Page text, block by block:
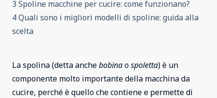
3 Spoline macchine per cucire: come funzionano?
4 Quali sono i migliori modelli di spoline: guida alla
scelta
La spolina (detta anchebobinaospoletta) è un
componente molto importante della macchina da
cucire, perché è quello che contiene e permette di